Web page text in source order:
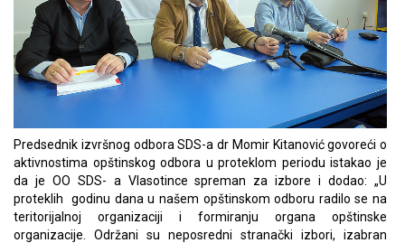
Predsednik izvršnog odbora SDS-a dr Momir Kitanović govoreći o
aktivnostima opštinskog odbora u proteklom periodu istakao je
da je OO SDS- a Vlasotince spreman za izbore i dodao: „U
proteklih godinu dana u našem opštinskom odboru radilo se na
teritorijalnoj organizaciji i formiranju organa opštinske
organizacije. Održani su neposredni stranački izbori, izabran